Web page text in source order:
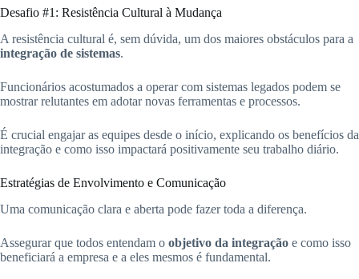
Desafio #1: Resistência Cultural à Mudança
A resistência cultural é, sem dúvida, um dos maiores obstáculos para a
integração de sistemas.
Funcionários acostumados a operar com sistemas legados podem se
mostrar relutantes em adotar novas ferramentas e processos.
É crucial engajar as equipes desde o início, explicando os benefícios da
integração e como isso impactará positivamente seu trabalho diário.
Estratégias de Envolvimento e Comunicação
Uma comunicação clara e aberta pode fazer toda a diferença.
Assegurar que todos entendam o objetivo da integração e como isso
beneficiará a empresa e a eles mesmos é fundamental.